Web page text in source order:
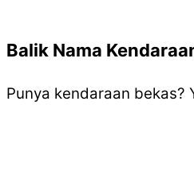
Balik Nama
Punya kendaraan bekas?